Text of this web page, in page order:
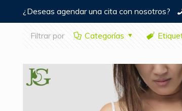
¿Deseas agendar una cita con nosotros?
Filtrar por Categorías